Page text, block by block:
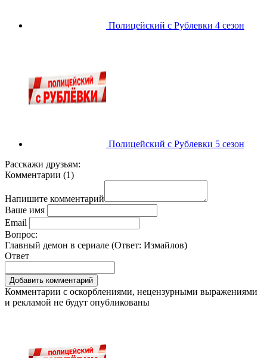
Полицейский с Рублевки 4 сезон
Полицейский с Рублевки 5 сезон
Расскажи друзьям:
Комментарии (1)
Напишите комментарий
Ваше имя
Email
Вопрос:
Главный демон в сериале (Ответ: Измайлов)
Ответ
Комментарии с оскорблениями, нецензурными выражениями
и рекламой не будут опубликованы